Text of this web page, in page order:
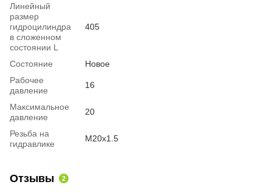
Линейный
размер
гидроцилиндра
в сложенном
состоянии L
405
Состояние
Новое
Рабочее
давление
16
Максимальное
давление
20
Резьба на
гидравлике
М20х1.5
Отзывы 2